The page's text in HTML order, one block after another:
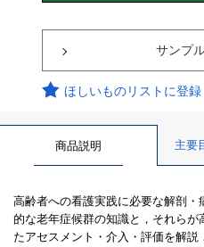
サンプ
ほしいものリストに登録
商品説明 主要
高齢者への看護実践に必要な解剖
的な老年症候群の知識と，それらが
たアセスメント・介入・評価を解